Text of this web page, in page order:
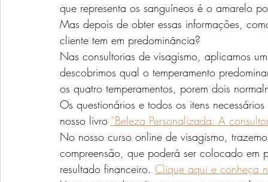
que representa os sanguíneos é o amarelo
Mas depois de obter essas informações,
cliente tem em predominância?
Nas consultorias de visagismo, aplicamos
descobrimos qual o temperamento
os quatro temperamentos, porem dois
Os questionários e todos os itens
nosso livro “Beleza Personalizada: A
No nosso curso online de visagismo,
compreensão, que poderá ser colocado
resultado financeiro. Clique aqui e conheça